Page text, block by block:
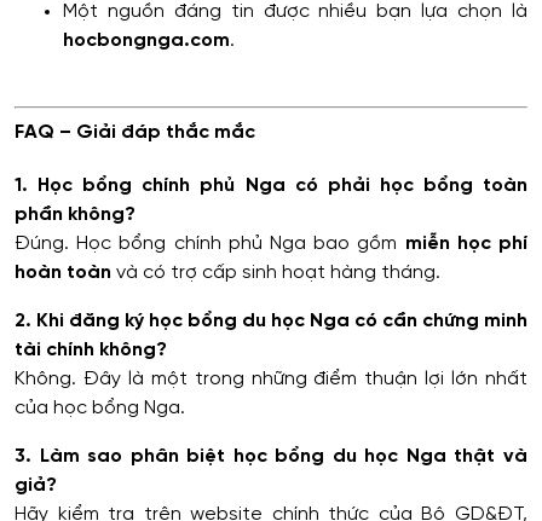
Một nguồn đáng tin được nhiều bạn lựa chọn là
hocbongnga.com.
FAQ – Giải đáp thắc mắc
1. Học bổng chính phủ Nga có phải học bổng toàn
phần không?
Đúng. Học bổng chính phủ Nga bao gồm miễn học phí
hoàn toàn và có trợ cấp sinh hoạt hàng tháng.
2. Khi đăng ký học bổng du học Nga có cần chứng minh
tài chính không?
Không. Đây là một trong những điểm thuận lợi lớn nhất
của học bổng Nga.
3. Làm sao phân biệt học bổng du học Nga thật và
giả?
Hãy kiểm tra trên website chính thức của Bộ GD&ĐT,